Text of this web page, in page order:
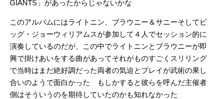
GIANTS」があったからじゃないかな
このアルバムにはライトニン、ブラウニー＆サニーそしてビ
ッグ・ジョーウィリアムスが参加して４人でセッション的に
演奏しているのだが、この中でライトニンとブラウニーが即
興で掛けあいをする曲があってそれがものすごくスリリング
で当時はまだ絶好調だった両者の気迫とプレイが武術の果し
合いのようで面白かった もしかすると彼らを呼んだ主催者
側はそういうのを期待していたのかも知れなかった